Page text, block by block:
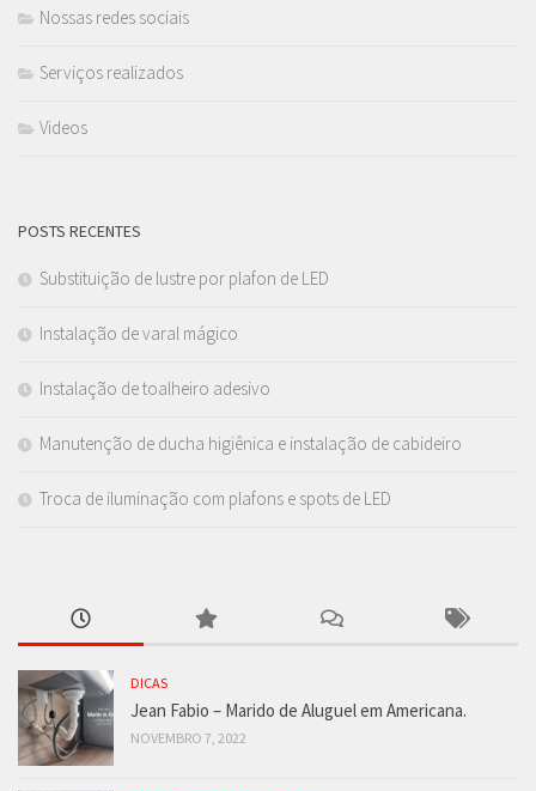
Nossas redes sociais
Serviços realizados
Videos
POSTS RECENTES
Substituição de lustre por plafon de LED
Instalação de varal mágico
Instalação de toalheiro adesivo
Manutenção de ducha higiênica e instalação de cabideiro
Troca de iluminação com plafons e spots de LED
DICAS
Jean Fabio – Marido de Aluguel em Americana.
NOVEMBRO 7, 2022